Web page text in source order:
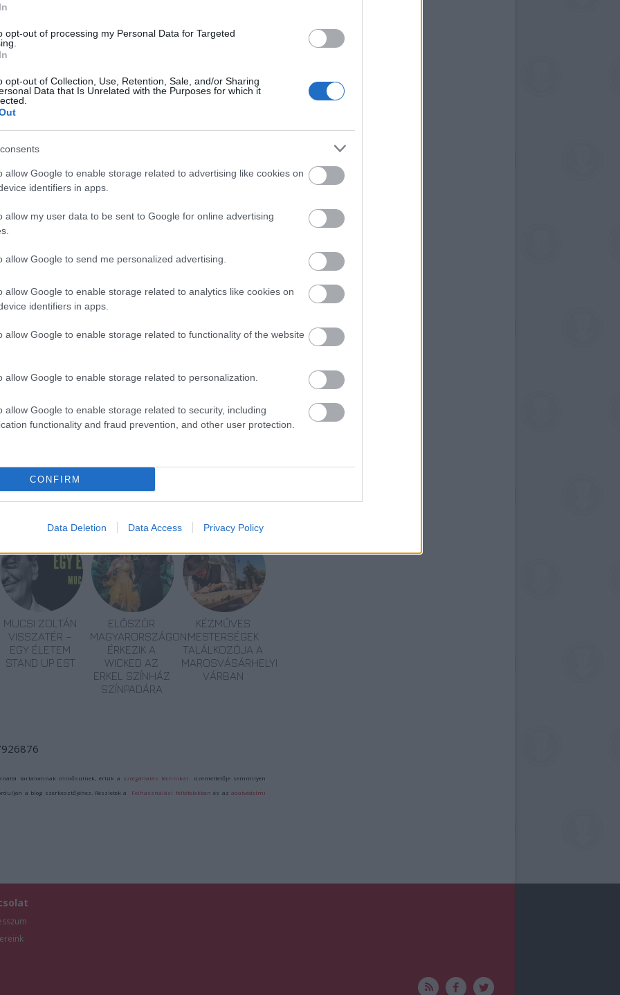
opt-out of processing my Personal Data for Targeted
opt-out of Collection, Use, Retention, Sale, and/or Sharing
Data that Is Unrelated with the Purposes for which it
allow Google to enable storage related to advertising like cookies on
identifiers in apps.
allow my user data to be sent to Google for online advertising
allow Google to send me personalized advertising.
allow Google to enable storage related to analytics like cookies on
identifiers in apps.
allow Google to enable storage related to functionality of the website
allow Google to enable storage related to personalization.
allow Google to enable storage related to security, including
functionality and fraud prevention, and other user protection.
CONFIRM
Data Deletion Data Access Privacy Policy
„Első olvasásra nagyon különösnek
felcsigáznak azok a szövegek, amelyek elsőre
okoznak az alkotóknak, a nézőknek.
hogy a valóságból többször átcsúszik a
van. Persze az is fontos ilyen szempontból,
már néhány előadást ettől a társulattól,
volna, hogy ennyire könnyű dolgom lesz
MUCSI ZOLTÁN
VISSZATÉR –
EGY ÉLETEM
STAND UP EST
ELŐSZÖR
MAGYARORSZÁGON:
ÉRKEZIK A
WICKED AZ
ERKEL SZÍNHÁZ
SZÍNPADÁRA
KÉZMŰVES
MESTERSÉGEK
TALÁLKOZÓJA A
MAROSVÁSÁRHELYI
VÁRBAN
tartalomnak minősülnek, értük a szolgáltatás technikai üzemeltetője semmilyen
a blog szerkesztőjéhez. Részletek a Felhasználási feltételekben és azadatvédelmi